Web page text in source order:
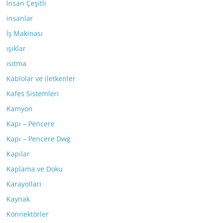
İnsan Çeşitli
insanlar
İş Makinası
ışıklar
ısıtma
Kablolar ve iletkenler
Kafes Sistemleri
Kamyon
Kapı – Pencere
Kapı – Pencere Dwg
Kapılar
Kaplama ve Doku
Karayolları
Kaynak
Konnektörler